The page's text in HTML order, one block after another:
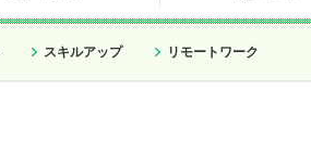
スキルアップ リモートワーク